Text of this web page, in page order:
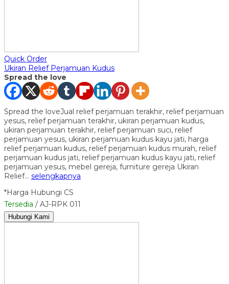
Quick Order
Ukiran Relief Perjamuan Kudus
Spread the love
Spread the loveJual relief perjamuan terakhir, relief perjamuan
yesus, relief perjamuan terakhir, ukiran perjamuan kudus,
ukiran perjamuan terakhir, relief perjamuan suci, relief
perjamuan yesus, ukiran perjamuan kudus kayu jati, harga
relief perjamuan kudus, relief perjamuan kudus murah, relief
perjamuan kudus jati, relief perjamuan kudus kayu jati, relief
perjamuan yesus, mebel gereja, furniture gereja Ukiran
Relief… selengkapnya
*Harga Hubungi CS
Tersedia / AJ-RPK 011
Hubungi Kami